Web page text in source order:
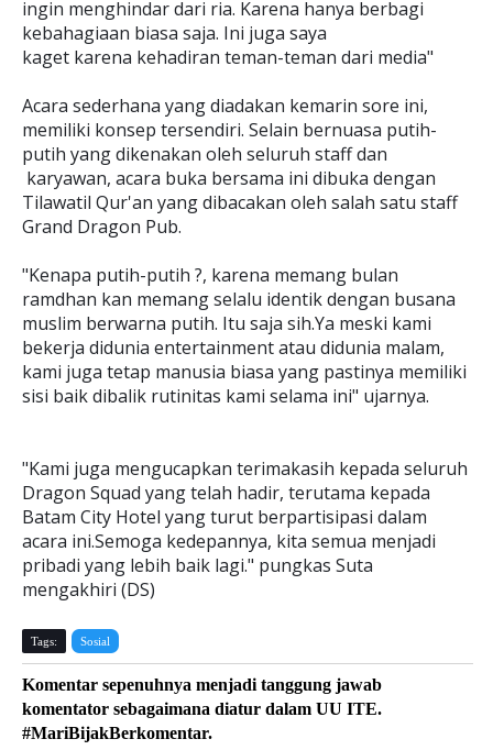
ingin menghindar dari ria. Karena hanya berbagi
kebahagiaan biasa saja. Ini juga saya
kaget karena kehadiran teman-teman dari media"
Acara sederhana yang diadakan kemarin sore ini,
memiliki konsep tersendiri. Selain bernuasa putih-
putih yang dikenakan oleh seluruh staff dan
karyawan, acara buka bersama ini dibuka dengan
Tilawatil Qur'an yang dibacakan oleh salah satu staff
Grand Dragon Pub.
"Kenapa putih-putih ?, karena memang bulan
ramdhan kan memang selalu identik dengan busana
muslim berwarna putih. Itu saja sih.Ya meski kami
bekerja didunia entertainment atau didunia malam,
kami juga tetap manusia biasa yang pastinya memiliki
sisi baik dibalik rutinitas kami selama ini" ujarnya.
"Kami juga mengucapkan terimakasih kepada seluruh
Dragon Squad yang telah hadir, terutama kepada
Batam City Hotel yang turut berpartisipasi dalam
acara ini.Semoga kedepannya, kita semua menjadi
pribadi yang lebih baik lagi." pungkas Suta
mengakhiri (DS)
Tags: Sosial
Komentar sepenuhnya menjadi tanggung jawab
komentator sebagaimana diatur dalam UU ITE.
#MariBijakBerkomentar.